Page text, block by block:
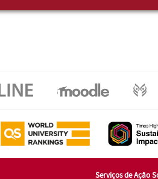
Serviços de Ação